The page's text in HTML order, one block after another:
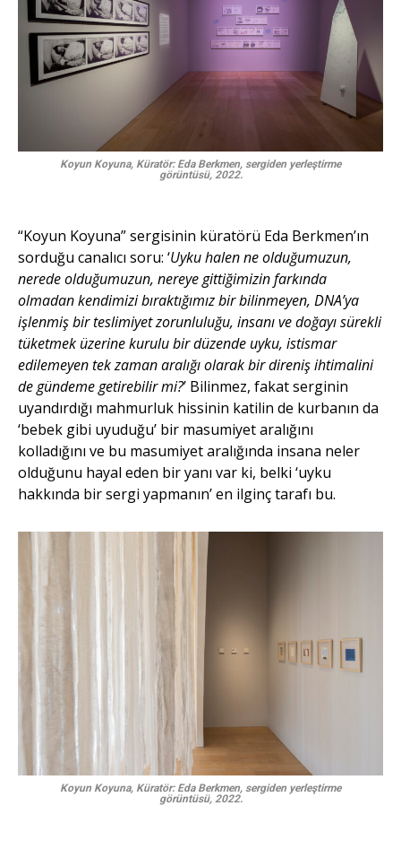
Koyun Koyuna, Küratör: Eda Berkmen, sergiden yerleştirme
görüntüsü, 2022.
“Koyun Koyuna” sergisinin küratörü Eda Berkmen’ın
sorduğu canalıcı soru: ‘Uyku halen ne olduğumuzun,
nerede olduğumuzun, nereye gittiğimizin farkında
olmadan kendimizi bıraktığımız bir bilinmeyen, DNA’ya
işlenmiş bir teslimiyet zorunluluğu, insanı ve doğayı sürekli
tüketmek üzerine kurulu bir düzende uyku, istismar
edilemeyen tek zaman aralığı olarak bir direniş ihtimalini
de gündeme getirebilir mi?’ Bilinmez, fakat serginin
uyandırdığı mahmurluk hissinin katilin de kurbanın da
‘bebek gibi uyuduğu’ bir masumiyet aralığını
kolladığını ve bu masumiyet aralığında insana neler
olduğunu hayal eden bir yanı var ki, belki ‘uyku
hakkında bir sergi yapmanın’ en ilginç tarafı bu.
Koyun Koyuna, Küratör: Eda Berkmen, sergiden yerleştirme
görüntüsü, 2022.